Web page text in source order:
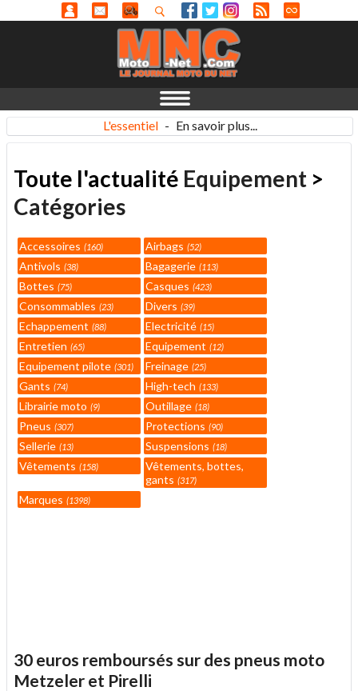
L'essentiel - En savoir plus...
Toute l'actualité Equipement >
Catégories
Accessoires 160 Airbags 52
Antivols 38 Bagagerie 113
Bottes 75 Casques 423
Consommables 23 Divers 39
Echappement 88 Electricité 15
Entretien 65 Equipement 12
Equipement pilote 301 Freinage 25
Gants 74 High-tech 133
Librairie moto 9 Outillage 18
Pneus 307 Protections 90
Sellerie 13 Suspensions 18
Vêtements 158
Vêtements, bottes,
gants
317
Marques 1398
30 euros remboursés sur des pneus moto
Metzeler et Pirelli